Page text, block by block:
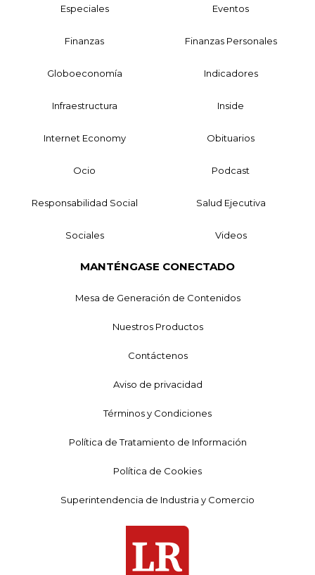
Especiales Eventos
Finanzas Finanzas Personales
Globoeconomía Indicadores
Infraestructura Inside
Internet Economy Obituarios
Ocio Podcast
Responsabilidad Social Salud Ejecutiva
Sociales Videos
MANTÉNGASE CONECTADO
Mesa de Generación de Contenidos
Nuestros Productos
Contáctenos
Aviso de privacidad
Términos y Condiciones
Política de Tratamiento de Información
Política de Cookies
Superintendencia de Industria y Comercio